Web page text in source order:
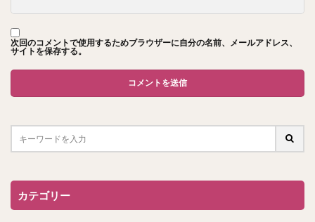
次回のコメントで使用するためブラウザーに自分の名前、メールアドレス、
サイトを保存する。
カテゴリー